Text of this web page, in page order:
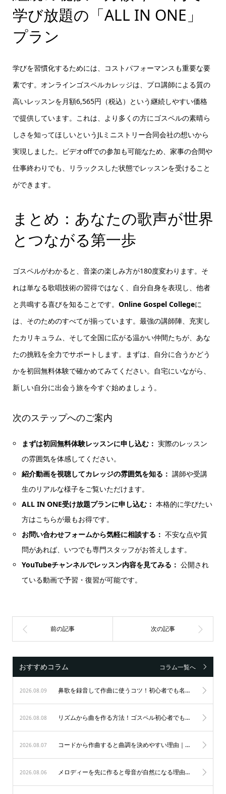
学び放題の「ALL IN ONE」
プラン
学びを習慣化するためには、コストパフォーマンスも重要な要
素です。オンラインゴスペルカレッジは、プロ講師による質の
高いレッスンを月額6,565円（税込）という継続しやすい価格
で提供しています。これは、より多くの方にゴスペルの素晴ら
しさを知ってほしいというJLミニストリー合同会社の想いから
実現しました。ビデオoffでの参加も可能なため、家事の合間や
仕事終わりでも、リラックスした状態でレッスンを受けること
ができます。
まとめ：あなたの歌声が世界
とつながる第一歩
ゴスペルがわかると、音楽の楽しみ方が180度変わります。そ
れは単なる歌唱技術の習得ではなく、自分自身を表現し、他者
と共鳴する喜びを知ることです。 Online Gospel Collegeに
は、そのためのすべてが揃っています。最強の講師陣、充実し
たカリキュラム、そして全国に広がる温かい仲間たちが、あな
たの挑戦を全力でサポートします。まずは、自分に合うかどう
かを初回無料体験で確かめてみてください。自宅にいながら、
新しい自分に出会う旅を今すぐ始めましょう。
次のステップへのご案内
まずは初回無料体験レッスンに申し込む： 実際のレッスン
の雰囲気を体感してください。
紹介動画を視聴してカレッジの雰囲気を知る： 講師や受講
生のリアルな様子をご覧いただけます。
ALL IN ONE受け放題プランに申し込む： 本格的に学びたい
方はこちらが最もお得です。
お問い合わせフォームから気軽に相談する： 不安な点や質
問があれば、いつでも専門スタッフがお答えします。
YouTubeチャンネルでレッスン内容を見てみる： 公開され
ている動画で予習・復習が可能です。
おすすめコラム コラム一覧へ
2026.08.09 鼻歌を録音して作曲に使うコツ！初心者でも名曲が生まれる3つのステップ
2026.08.08 リズムから曲を作る方法！ゴスペル初心者でもノリ良く作曲する秘訣
2026.08.07 コードから作曲すると曲調を決めやすい理由｜初心者も納得のゴスペル作曲術
2026.08.06 メロディーを先に作ると母音が自然になる理由｜歌唱力を劇的に変えるゴスペルの秘訣